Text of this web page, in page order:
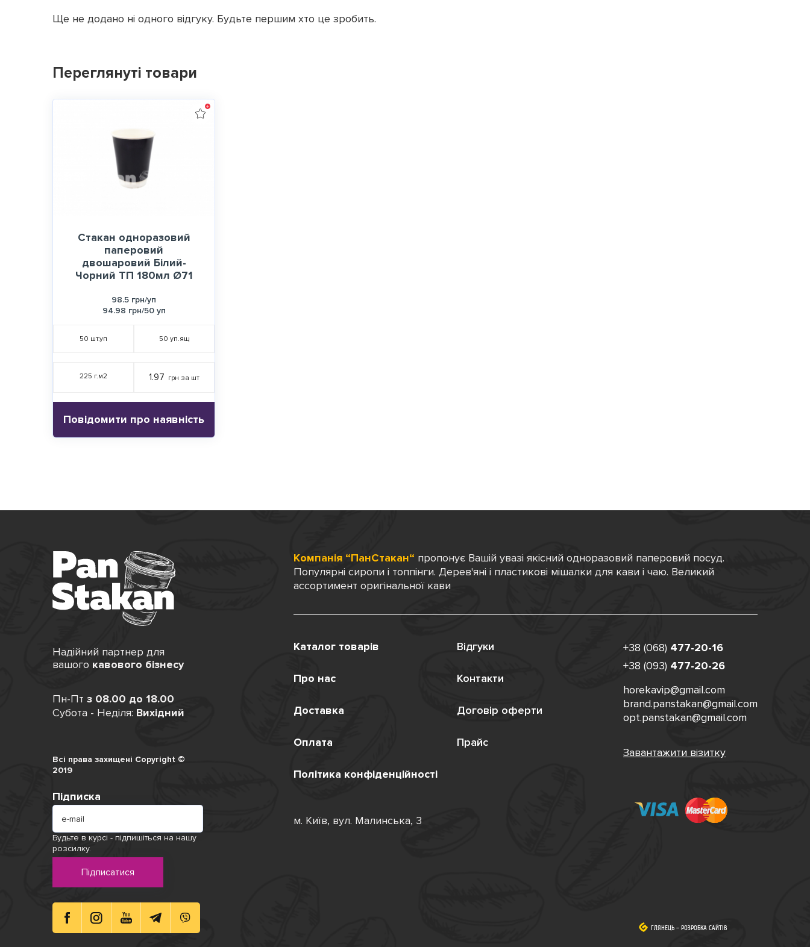
Ще не додано ні одного відгуку. Будьте першим хто це зробить.
Переглянуті товари
Стакан одноразовий
паперовий
двошаровий Білий-
Чорний TП 180мл Ø71
98.5 грн/уп
94.98 грн/50 уп
50 шт.уп 50 уп.ящ
225 г.м2 1.97 грн за шт
Повідомити про наявність
Надійний партнер для
вашого кавового бізнесу
Пн-Пт з 08.00 до 18.00
Субота - Неділя: Вихідний
Всі права захищені Copyright ©
2019
Підписка
Будьте в курсі - підпишіться на нашу
розсилку.
Підписатися
Компанія “ПанСтакан“ пропонує Вашій увазі якісний одноразовий паперовий посуд.
Популярні сиропи і топпінги. Дерев'яні і пластикові мішалки для кави і чаю. Великий
ассортимент оригінальної кави
Каталог товарів Відгуки
Про нас Контакти
Доставка Договір оферти
Оплата Прайс
Політика конфіденційності
+38 (068) 477-20-16
+38 (093) 477-20-26
horekavip@gmail.com
brand.panstakan@gmail.com
opt.panstakan@gmail.com
Завантажити візитку
м. Київ, вул. Малинська, 3
ГЛЯНЕЦЬ – РОЗРОБКА САЙТІВ
ГЛЯНЕЦЬ – РОЗРОБКА САЙТІВ